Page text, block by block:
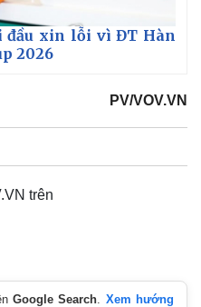
Tỷ giá
Chứng khoán
Giá cà phê
đầu xin lỗi vì ĐT Hàn
2026
PV/VOV.VN
trên
Google Search
Xem hướng